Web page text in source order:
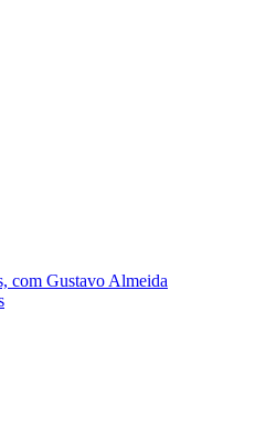
com Gustavo Almeida